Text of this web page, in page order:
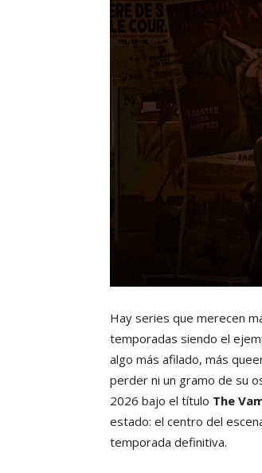
Hay series que merecen
temporadas siendo el
algo más afilado, más
perder ni un gramo de su
2026 bajo el título The
estado: el centro del
temporada definitiva.